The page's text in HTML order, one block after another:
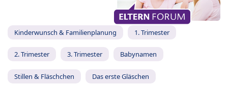
Kinderwunsch & Familienplanung 1. Trimester
2. Trimester 3. Trimester Babynamen
Stillen & Fläschchen Das erste Gläschen